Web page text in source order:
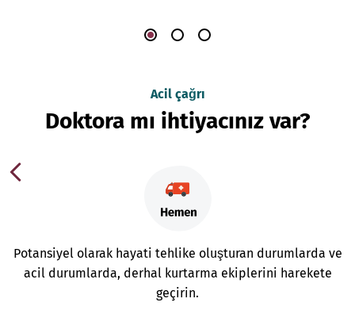
Acil çağrı
Doktora mı ihtiyacınız var?
Potansiyel olarak hayati tehlike oluşturan durumlarda ve
acil durumlarda, derhal kurtarma ekiplerini harekete
geçirin.